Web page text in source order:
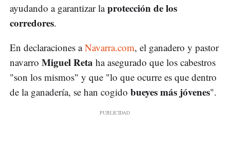
ayudando a garantizar laprotección de los
corredores.
En declaraciones aNavarra.com, el ganadero y pastor
navarro Miguel Reta ha asegurado que los cabestros
"son los mismos" y que "lo que ocurre es que dentro
de la ganadería, se han cogido bueyes más jóvenes".